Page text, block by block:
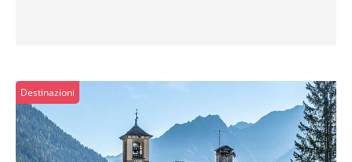
Destinazioni